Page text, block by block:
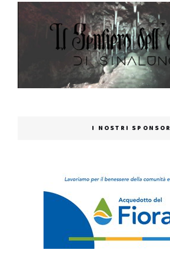
I NOSTRI SPONSOR